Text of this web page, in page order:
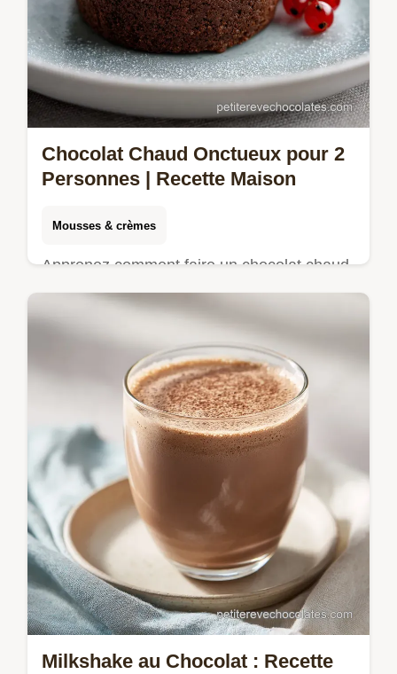
Chocolat Chaud Onctueux pour 2
Personnes | Recette Maison
Mousses & crèmes
Apprenez comment faire un chocolat chaud
onctueux avec cette recette maison.
Équilibre parfait entre cacao et épices, prêt
en 15 minutes. Guide inclus.
Milkshake au Chocolat : Recette